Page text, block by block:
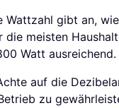
Wattzahl gibt an,
die meisten
Watt ausreichend.
auf die
zu